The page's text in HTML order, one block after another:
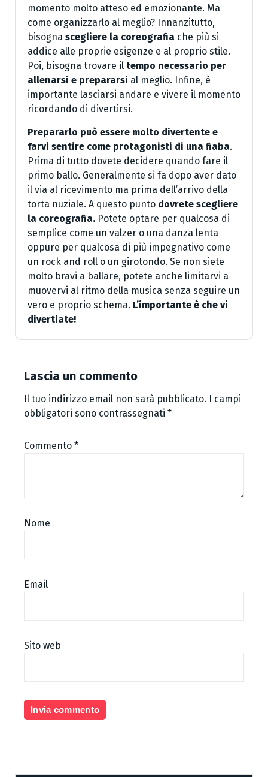
momento molto atteso ed emozionante. Ma
come organizzarlo al meglio? Innanzitutto,
bisogna scegliere la coreografia che più si
addice alle proprie esigenze e al proprio stile.
Poi, bisogna trovare il tempo necessario per
allenarsi e prepararsi al meglio. Infine, è
importante lasciarsi andare e vivere il momento
ricordando di divertirsi.
Prepararlo può essere molto divertente e
farvi sentire come protagonisti di una fiaba.
Prima di tutto dovete decidere quando fare il
primo ballo. Generalmente si fa dopo aver dato
il via al ricevimento ma prima dell’arrivo della
torta nuziale. A questo punto dovrete scegliere
la coreografia. Potete optare per qualcosa di
semplice come un valzer o una danza lenta
oppure per qualcosa di più impegnativo come
un rock and roll o un girotondo. Se non siete
molto bravi a ballare, potete anche limitarvi a
muovervi al ritmo della musica senza seguire un
vero e proprio schema. L’importante è che vi
divertiate!
Lascia un commento
Il tuo indirizzo email non sarà pubblicato. I campi
obbligatori sono contrassegnati *
Commento *
Nome
Email
Sito web